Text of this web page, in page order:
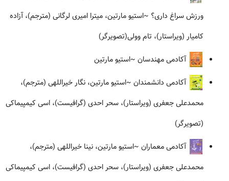
ورزش سراغ داری؟ ~استیو مارتین، میترا امیری لرگانی (مترجم)، آزاده
کامیار (ویراستار)، تام وولی(تصویرگر)
آکادمی مهندسان ~استیو مارتین
آکادمی دانشمندان ~استیو مارتین، نگار خیراللهی (مترجم)،
محمدعلی جعفری (ویراستار)، سحر احدی (گرافیست)، اسی کیمپیماکی
(تصویرگر)
آکادمی معماران ~استیو مارتین، نینا خیراللهی (مترجم)،
محمدعلی جعفری (ویراستار)، سحر احدی (گرافیست)، اسی کیمپیماکی